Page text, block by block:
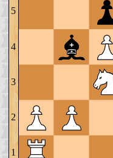
5
4
3
2
1